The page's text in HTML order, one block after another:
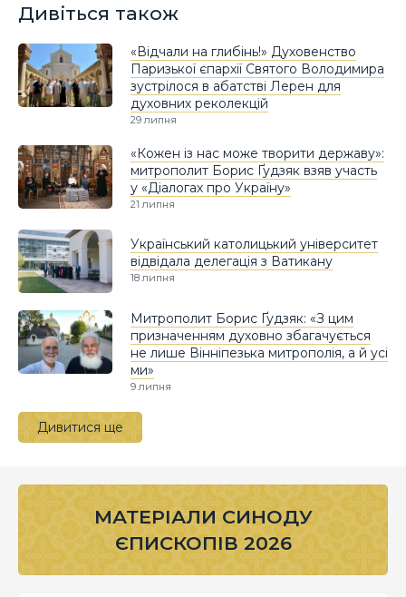
Дивіться також
«Відчали на глибінь!» Духовенство
Паризької єпархії Святого Володимира
зустрілося в абатстві Лерен для
духовних реколекцій
29 липня
«Кожен із нас може творити державу»:
митрополит Борис Ґудзяк взяв участь
у «Діалогах про Україну»
21 липня
Український католицький університет
відвідала делегація з Ватикану
18 липня
Митрополит Борис Ґудзяк: «З цим
призначенням духовно збагачується
не лише Вінніпезька митрополія, а й усі
ми»
9 липня
Дивитися ще
МАТЕРІАЛИ СИНОДУ
ЄПИСКОПІВ 2026